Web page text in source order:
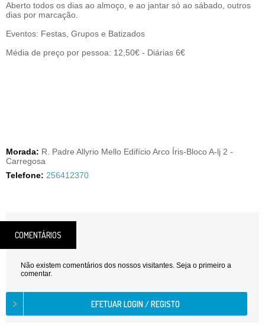
Aberto todos os dias ao almoço, e ao jantar só ao sábado, outros
dias por marcação.
Eventos: Festas, Grupos e Batizados
Média de preço por pessoa: 12,50€ - Diárias 6€
Morada: R. Padre Allyrio Mello Edifício Arco Íris-Bloco A-lj 2 -
Carregosa
Telefone: 256412370
COMENTÁRIOS
Não existem comentários dos nossos visitantes. Seja o primeiro a
comentar.